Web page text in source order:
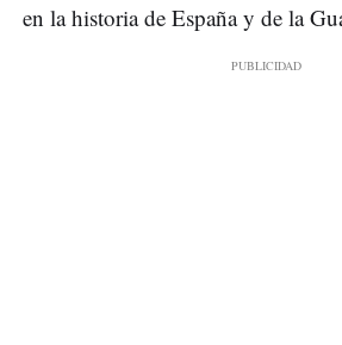
en la historia de España y de la